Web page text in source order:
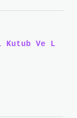
Kutub Ve L